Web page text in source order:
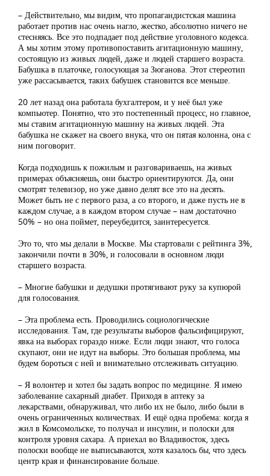
– Действительно, мы видим, что пропагандистская машина
работает против нас очень нагло, жестко, абсолютно ничего не
стесняясь. Все это подпадает под действие уголовного кодекса.
А мы хотим этому противопоставить агитационную машину,
состоящую из живых людей, даже и людей старшего возраста.
Бабушка в платочке, голосующая за Зюганова. Этот стереотип
уже рассасывается, таких бабушек становится все меньше.
20 лет назад она работала бухгалтером, и у неё был уже
компьютер. Понятно, что это постепенный процесс, но главное,
мы ставим агитационную машину на живых людей. Эта
бабушка не скажет на своего внука, что он пятая колонна, она с
ним поговорит.
Когда подходишь к пожилым и разговариваешь, на живых
примерах объясняешь, они быстро ориентируются. Да, они
смотрят телевизор, но уже давно делят все это на десять.
Может быть не с первого раза, а со второго, и даже пусть не в
каждом случае, а в каждом втором случае – нам достаточно
50% – но она поймет, переубедится, заинтересуется.
Это то, что мы делали в Москве. Мы стартовали с рейтинга 3%,
закончили почти в 30%, и голосовали в основном люди
старшего возраста.
– Многие бабушки и дедушки протягивают руку за купюрой
для голосования.
– Эта проблема есть. Проводились социологические
исследования. Там, где результаты выборов фальсифицируют,
явка на выборах гораздо ниже. Если люди знают, что голоса
скупают, они не идут на выборы. Это большая проблема, мы
будем бороться с ней и внимательно отслеживать ситуацию.
– Я волонтер и хотел бы задать вопрос по медицине. Я имею
заболевание сахарный диабет. Приходя в аптеку за
лекарствами, обнаруживал, что либо их не было, либо были в
очень ограниченных количествах. И ещё одна пробема: когда я
жил в Комсомольске, то получал и инсулин, и полоски для
контроля уровня сахара. А приехал во Владивосток, здесь
полоски вообще не выписываются, хотя казалось бы, что здесь
центр края и финансирование больше.